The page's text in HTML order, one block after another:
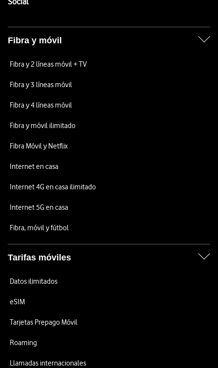
Fibra y móvil
Fibra y 2 líneas móvil + TV
Fibra y 3 líneas móvil
Fibra y 4 líneas móvil
Fibra y móvil ilimitado
Fibra Móvil y Netflix
Internet en casa
Internet 4G en casa ilimitado
Internet 5G en casa
Fibra, móvil y fútbol
Tarifas móviles
Datos ilimitados
eSIM
Tarjetas Prepago Móvil
Roaming
Llamadas internacionales